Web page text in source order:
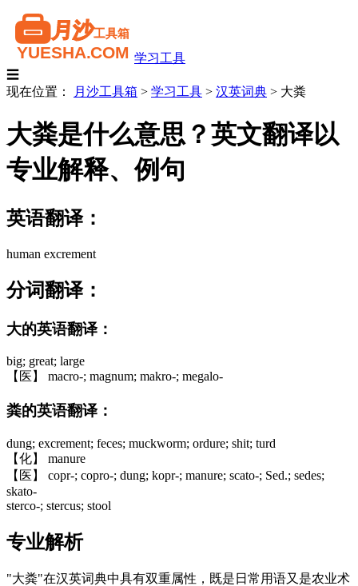
学习工具
☰
现在位置：
月沙工具箱 > 学习工具 > 汉英词典 > 大粪
大粪是什么意思？英文翻译以
专业解释、例句
英语翻译：
human excrement
分词翻译：
大的英语翻译：
big; great; large
【医】 macro-; magnum; makro-; megalo-
粪的英语翻译：
dung; excrement; feces; muckworm; ordure; shit; turd
【化】 manure
【医】 copr-; copro-; dung; kopr-; manure; scato-; Sed.; sedes;
skato-
sterco-; stercus; stool
专业解析
"大粪"在汉英词典中具有双重属性，既是日常用语又是农业术